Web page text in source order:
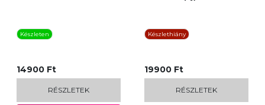
Készleten
14900 Ft
RÉSZLETEK
Készlethiány
19900 Ft
RÉSZLETEK